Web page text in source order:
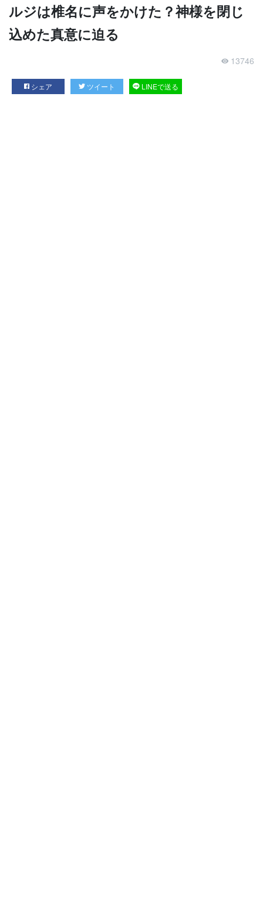
ルジは椎名に声をかけた？神様を閉じ
込めた真意に迫る
13746
シェア ツイート LINEで送る